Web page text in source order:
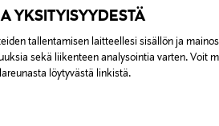
YKSITYISYYDESTÄ
tallentamisen laitteellesi sisällön ja
sekä liikenteen analysointia varten. Voit
löytyvästä linkistä.
Carl Hansen & Søn A/S
H.P. Hansens Vej 4, DK-5500
info@carlhansen.com